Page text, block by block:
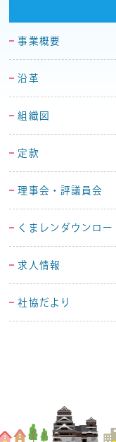
事業概要
沿革
組織図
定款
理事会・評議員会
くまレンダウンロー
求人情報
社協だより